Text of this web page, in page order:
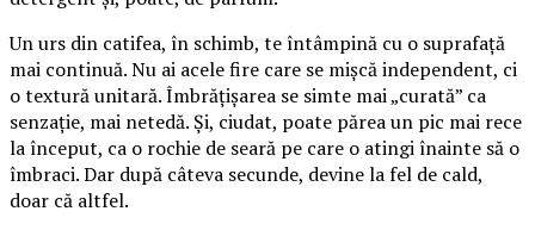
Un urs din catifea, în schimb, te întâmpină cu o suprafață
mai continuă. Nu ai acele fire care se mișcă independent, ci
o textură unitară. Îmbrățișarea se simte mai „curată” ca
senzație, mai netedă. Și, ciudat, poate părea un pic mai rece
la început, ca o rochie de seară pe care o atingi înainte să o
îmbraci. Dar după câteva secunde, devine la fel de cald,
doar că altfel.